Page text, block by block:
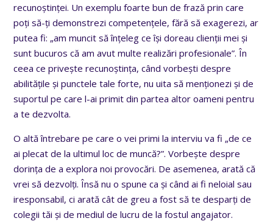
recunoştinţei. Un exemplu foarte bun de frază prin care
poţi să-ţi demonstrezi competenţele, fără să exagerezi, ar
putea fi: „am muncit să înţeleg ce îşi doreau clienţii mei şi
sunt bucuros că am avut multe realizări profesionale”. În
ceea ce priveşte recunoştinţa, când vorbeşti despre
abilităţile şi punctele tale forte, nu uita să menţionezi şi de
suportul pe care l-ai primit din partea altor oameni pentru
a te dezvolta.
O altă întrebare pe care o vei primi la interviu va fi „de ce
ai plecat de la ultimul loc de muncă?”. Vorbeşte despre
dorinţa de a explora noi provocări. De asemenea, arată că
vrei să dezvolţi. Însă nu o spune ca şi când ai fi neloial sau
iresponsabil, ci arată cât de greu a fost să te desparţi de
colegii tăi şi de mediul de lucru de la fostul angajator.